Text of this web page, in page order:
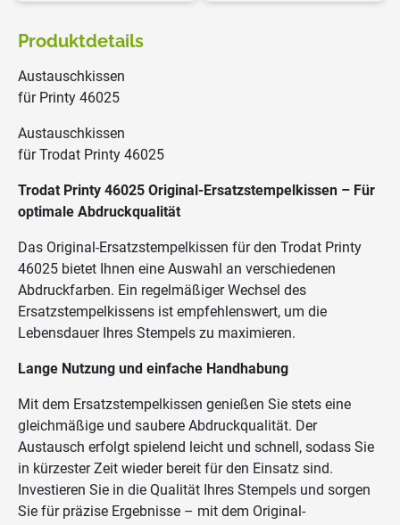
Produktdetails
Austauschkissen
für Printy 46025
Austauschkissen
für Trodat Printy 46025
Trodat Printy 46025 Original-Ersatzstempelkissen – Für
optimale Abdruckqualität
Das Original-Ersatzstempelkissen für den Trodat Printy
46025 bietet Ihnen eine Auswahl an verschiedenen
Abdruckfarben. Ein regelmäßiger Wechsel des
Ersatzstempelkissens ist empfehlenswert, um die
Lebensdauer Ihres Stempels zu maximieren.
Lange Nutzung und einfache Handhabung
Mit dem Ersatzstempelkissen genießen Sie stets eine
gleichmäßige und saubere Abdruckqualität. Der
Austausch erfolgt spielend leicht und schnell, sodass Sie
in kürzester Zeit wieder bereit für den Einsatz sind.
Investieren Sie in die Qualität Ihres Stempels und sorgen
Sie für präzise Ergebnisse – mit dem Original-